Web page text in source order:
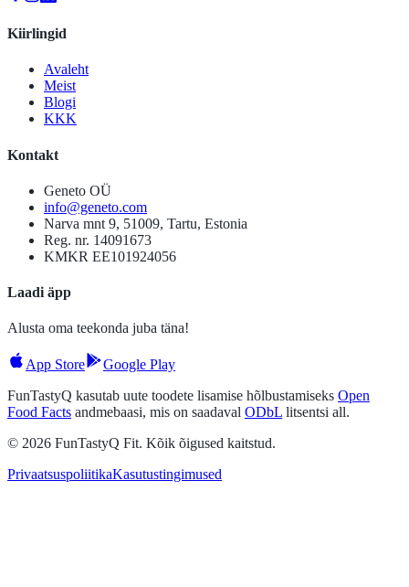
Kiirlingid
Avaleht
Meist
Blogi
KKK
Kontakt
Geneto OÜ
info@geneto.com
Narva mnt 9, 51009, Tartu, Estonia
Reg. nr. 14091673
KMKR EE101924056
Laadi äpp
Alusta oma teekonda juba täna!
App Store
Google Play
FunTastyQ kasutab uute toodete lisamise hõlbustamiseks Open
Food Facts andmebaasi, mis on saadaval ODbL litsentsi all.
© 2026 FunTastyQ Fit. Kõik õigused kaitstud.
PrivaatsuspoliitikaKasutustingimused